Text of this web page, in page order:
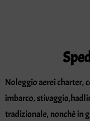
Noleggio aerei charter,
imbarco,
tradizionale, nonchè in